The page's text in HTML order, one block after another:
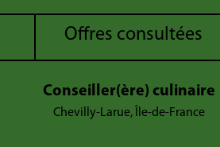
Offres consultées
Conseiller(ère) culinaire
Chevilly-Larue, Île-de-France